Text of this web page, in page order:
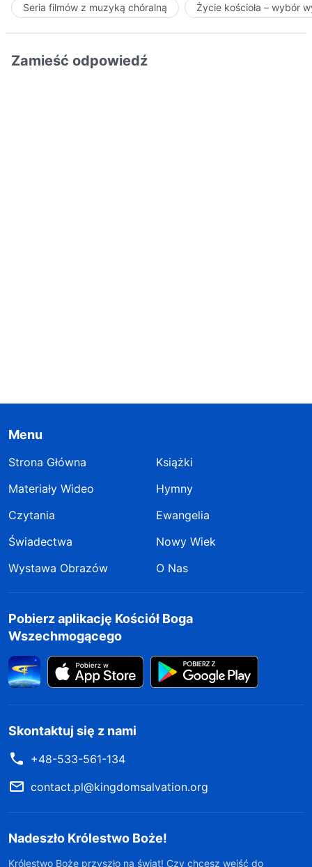
Seria filmów z muzyką chóralną Życie kościoła – wybór
Zamieść odpowiedź
Menu
Strona Główna
Książki
Materiały Wideo
Hymny
Czytania
Ewangelia
Świadectwa
Nowy Wiek
Wystawa Obrazów
O Nas
Pobierz aplikację Kościół Boga
Wszechmogącego
Skontaktuj się z nami
+48-533-561-134
contact.pl@kingdomsalvation.org
Nadeszło Królestwo Boże!
Królestwo Boże przyszło na świat! Czy chcesz wejść do